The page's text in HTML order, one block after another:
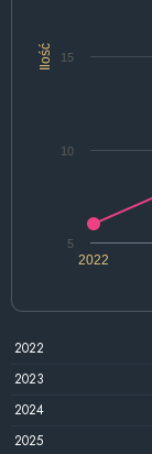
Ilość
2022
5
10
15
2022
2023
2024
2025